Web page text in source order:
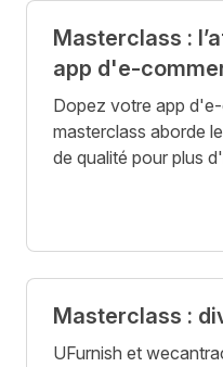
Posts
Masterclass :
app d'e-
Dopez votre app
masterclass aborde
de qualité pour plus
Masterclass :
UFurnish et